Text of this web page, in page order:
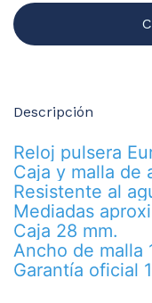
Descripción
Reloj pulsera
Caja y malla de
Resistente al
Mediadas
Caja 28 mm.
Ancho de malla
Garantía oficial